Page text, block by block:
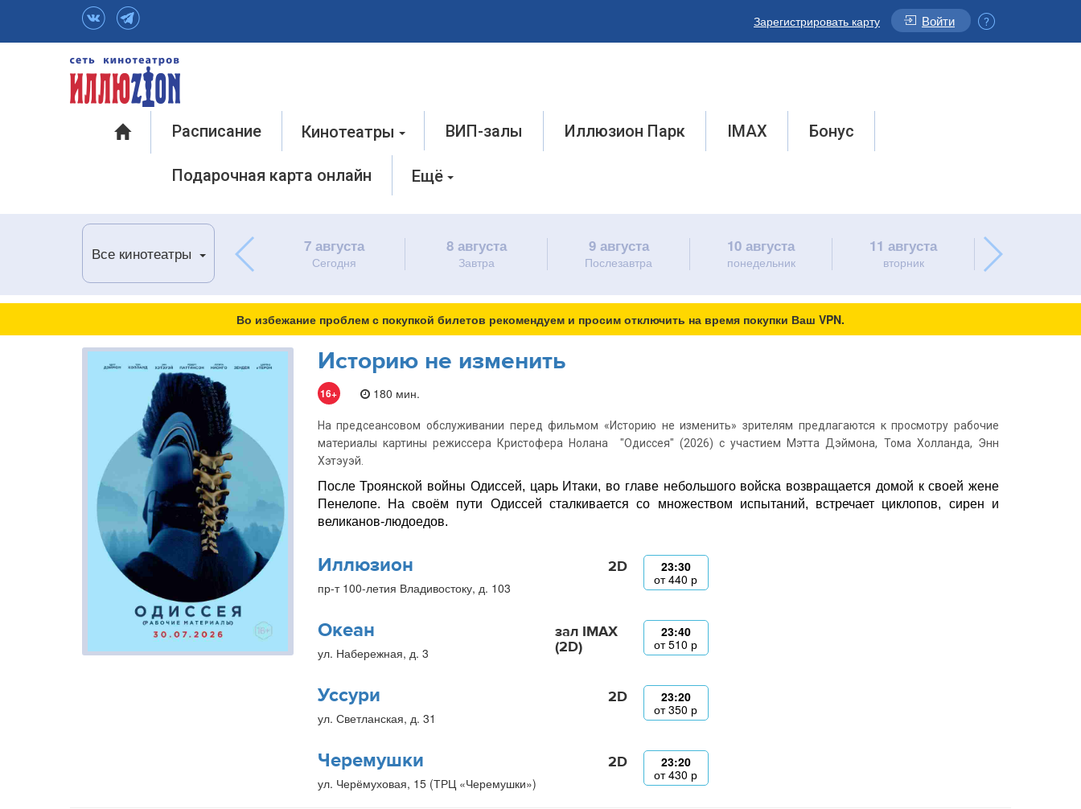
Зарегистрировать карту Войти
Расписание Кинотеатры ВИП-залы Иллюзион Парк IMAX Бонус
Подарочная карта онлайн Ещё
Все кинотеатры 7 августа
Сегодня
8 августа
Завтра
9 августа
Послезавтра
10 августа
понедельник
11 августа
вторник
Во избежание проблем с покупкой билетов рекомендуем и просим отключить на время покупки Ваш VPN.
Историю не изменить
16+ 180 мин.
На предсеансовом обслуживании перед фильмом «Историю не изменить» зрителям предлагаются к просмотру рабочие
материалы картины режиссера Кристофера Нолана "Одиссея" (2026) с участием Мэтта Дэймона, Тома Холланда, Энн
Хэтэуэй.
После Троянской войны Одиссей, царь Итаки, во главе небольшого войска возвращается домой к своей жене
Пенелопе. На своём пути Одиссей сталкивается со множеством испытаний, встречает циклопов, сирен и
великанов-людоедов.
Иллюзион
пр-т 100-летия Владивостоку, д. 103
2D
23:30
от440 р
Океан
ул. Набережная, д. 3
зал IMAX
(2D)
23:40
от510 р
Уссури
ул. Светланская, д. 31
2D
23:20
от350 р
Черемушки
ул. Черёмуховая, 15 (ТРЦ «Черемушки»)
2D
23:20
от430 р